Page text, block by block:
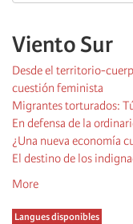
Viento Sur
Desde el territorio-
cuestión feminista
Migrantes torturados:
En defensa de la
¿Una nueva economía
El destino de los
More
Langues disponibles